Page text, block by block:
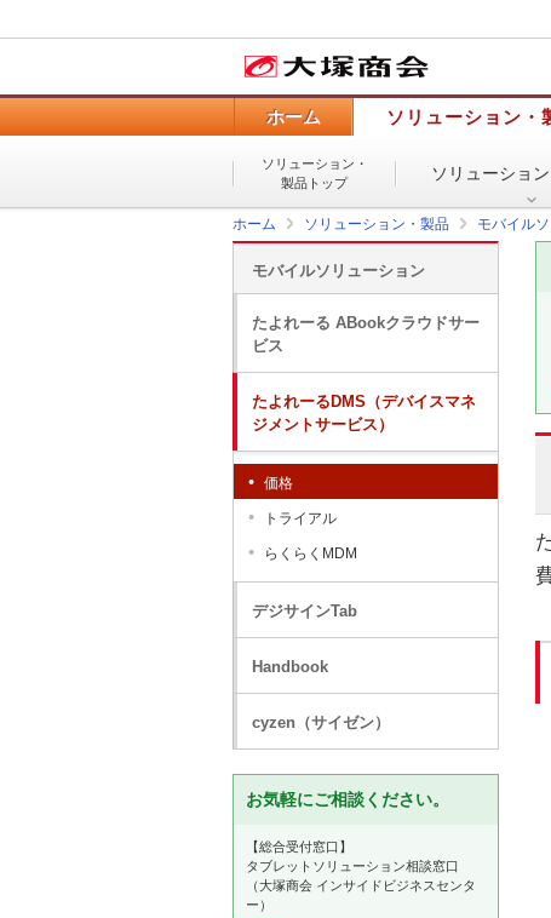
ホーム ソリューション・
ソリューション・
製品トップ
ソリューション
ホーム ソリューション・製品 モバイル
モバイルソリューション
たよれーる ABookクラウドサー
ビス
たよれーるDMS（デバイスマネ
ジメントサービス）
価格
トライアル
らくらくMDM
デジサインTab
Handbook
cyzen（サイゼン）
お気軽にご相談ください。
【総合受付窓口】
タブレットソリューション相談窓口
（大塚商会 インサイドビジネスセンタ
ー）